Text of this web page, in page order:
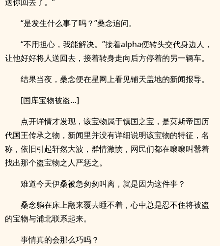
“是发生什么事了吗？”桑念追问。
“不用担心，我能解决。”接着alpha便转头交代身边人，
让他好好将人送回去，接着转身走向后方停着的另一辆车。
结果当夜，桑念便在星网上看见铺天盖地的新闻报导。
[国库宝物被盗…]
点开详情才发现，该宝物属于镇国之宝，是莫斯帝国历
代国王传承之物，新闻里并没有详细说明该宝物的特征，名
称，依旧引起轩然大波，群情激愤，网民们都在嚷嚷叫嚣着
找出那个盗宝物之人严惩之。
难道今天伊桑被急匆匆叫离，就是因为这件事？
桑念躺在床上翻来覆去睡不着，心中总是忍不住将被盗
的宝物与浦北联系起来。
事情真的会那么巧吗？